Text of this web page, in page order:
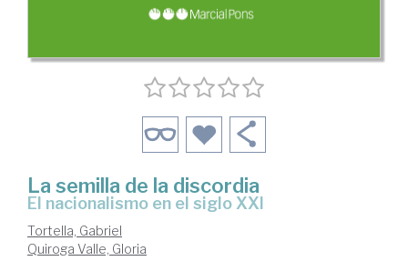
La semilla de la discordia
el nacionalismo en el siglo XXI
Tortella, Gabriel
Quiroga Valle, Gloria